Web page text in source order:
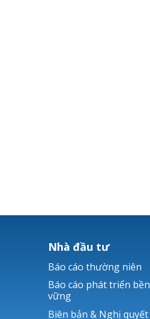
Nhà đầu tư
Báo cáo thường niên
Báo cáo phát triển bền
vững
Biên bản & Nghị quyết